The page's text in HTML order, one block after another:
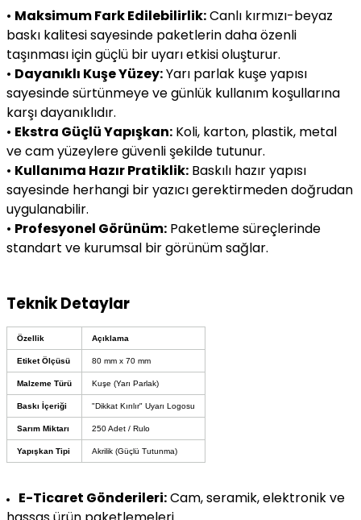
• Maksimum Fark Edilebilirlik:Canlı kırmızı-beyaz
baskı kalitesi sayesinde paketlerin daha özenli
taşınması için güçlü bir uyarı etkisi oluşturur.
• Dayanıklı Kuşe Yüzey:Yarı parlak kuşe yapısı
sayesinde sürtünmeye ve günlük kullanım koşullarına
karşı dayanıklıdır.
• Ekstra Güçlü Yapışkan: Koli, karton, plastik, metal
ve cam yüzeylere güvenli şekilde tutunur.
• Kullanıma Hazır Pratiklik: Baskılı hazır yapısı
sayesinde herhangi bir yazıcı gerektirmeden doğrudan
uygulanabilir.
• Profesyonel Görünüm: Paketleme süreçlerinde
standart ve kurumsal bir görünüm sağlar.
Teknik Detaylar
Özellik Açıklama
Etiket Ölçüsü 80 mm x 70 mm
Malzeme Türü Kuşe (Yarı Parlak)
Baskı İçeriği "Dikkat Kırılır" Uyarı Logosu
Sarım Miktarı 250 Adet / Rulo
Yapışkan Tipi Akrilik (Güçlü Tutunma)
E-Ticaret Gönderileri:Cam, seramik, elektronik ve